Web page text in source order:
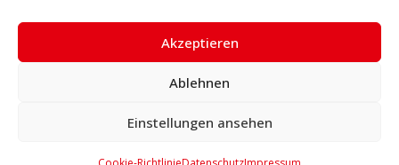
Akzeptieren
Ablehnen
Einstellungen ansehen
Cookie-Richtlinie (EU)